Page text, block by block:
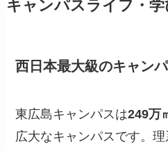
キャンパスライフ・
西日本最大級のキャン
東広島キャンパスは249万
広大なキャンパスです。